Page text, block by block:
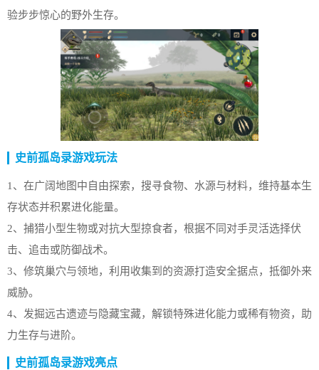
验步步惊心的野外生存。
史前孤岛录游戏玩法
1、在广阔地图中自由探索，搜寻食物、水源与材料，维持基本生
存状态并积累进化能量。
2、捕猎小型生物或对抗大型掠食者，根据不同对手灵活选择伏
击、追击或防御战术。
3、修筑巢穴与领地，利用收集到的资源打造安全据点，抵御外来
威胁。
4、发掘远古遗迹与隐藏宝藏，解锁特殊进化能力或稀有物资，助
力生存与进阶。
史前孤岛录游戏亮点